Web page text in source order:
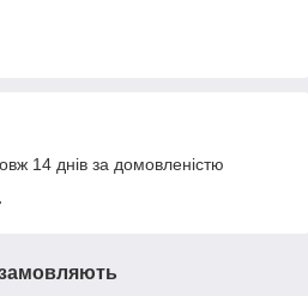
14 днів за домовленістю